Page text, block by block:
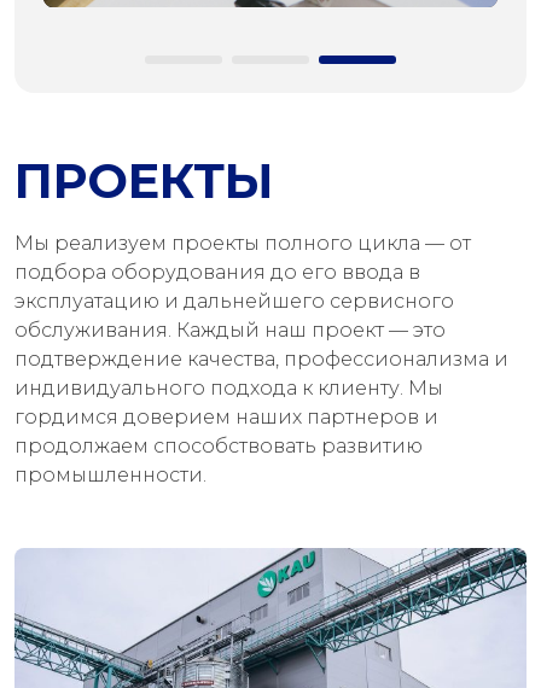
ПРОЕКТЫ
Мы реализуем проекты полного цикла — от
подбора оборудования до его ввода в
эксплуатацию и дальнейшего сервисного
обслуживания. Каждый наш проект — это
подтверждение качества, профессионализма и
индивидуального подхода к клиенту. Мы
гордимся доверием наших партнеров и
продолжаем способствовать развитию
промышленности.